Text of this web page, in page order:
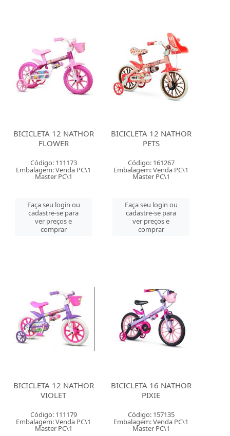
BICICLETA 12 NATHOR
FLOWER
Código: 111173
Embalagem: Venda PC\1
Master PC\1
Faça seu login ou
cadastre-se para
ver preços e
comprar
BICICLETA 12 NATHOR
PETS
Código: 161267
Embalagem: Venda PC\1
Master PC\1
Faça seu login ou
cadastre-se para
ver preços e
comprar
BICICLETA 12 NATHOR
VIOLET
Código: 111179
Embalagem: Venda PC\1
Master PC\1
BICICLETA 16 NATHOR
PIXIE
Código: 157135
Embalagem: Venda PC\1
Master PC\1